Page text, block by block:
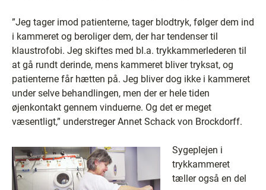
”Jeg tager imod patienterne, tager blodtryk, følger dem ind
i kammeret og beroliger dem, der har tendenser til
klaustrofobi. Jeg skiftes med bl.a. trykkammerlederen til
at gå rundt derinde, mens kammeret bliver tryksat, og
patienterne får hætten på. Jeg bliver dog ikke i kammeret
under selve behandlingen, men der er hele tiden
øjenkontakt gennem vinduerne. Og det er meget
væsentligt,” understreger Annet Schack von Brockdorff.
Sygeplejen i
trykkammeret
tæller også en del